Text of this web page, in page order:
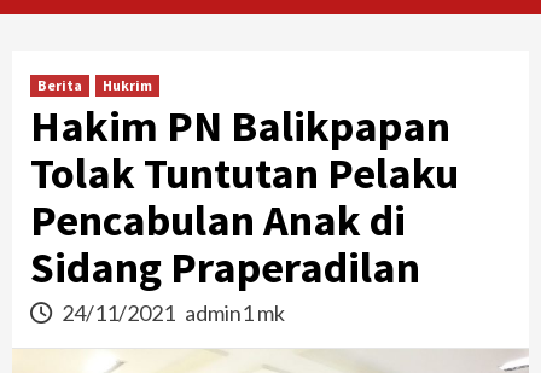
Berita Hukrim
Hakim PN Balikpapan
Tolak Tuntutan Pelaku
Pencabulan Anak di
Sidang Praperadilan
24/11/2021 admin1 mk